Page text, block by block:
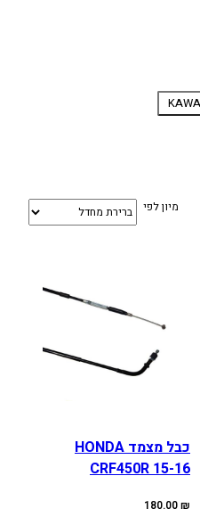
מיון לפי
כבל מצמד HONDA
CRF450R 15-16
180.00₪